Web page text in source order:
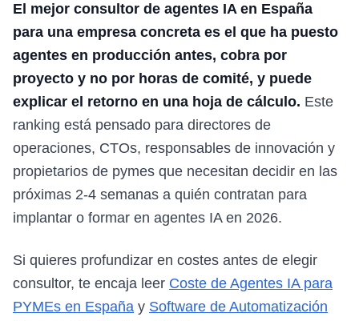
El mejor consultor de agentes IA en España
para una empresa concreta es el que ha puesto
agentes en producción antes, cobra por
proyecto y no por horas de comité, y puede
explicar el retorno en una hoja de cálculo. Este
ranking está pensado para directores de
operaciones, CTOs, responsables de innovación y
propietarios de pymes que necesitan decidir en las
próximas 2-4 semanas a quién contratan para
implantar o formar en agentes IA en 2026.
Si quieres profundizar en costes antes de elegir
consultor, te encaja leer Coste de Agentes IA para
PYMEs en España y Software de Automatización